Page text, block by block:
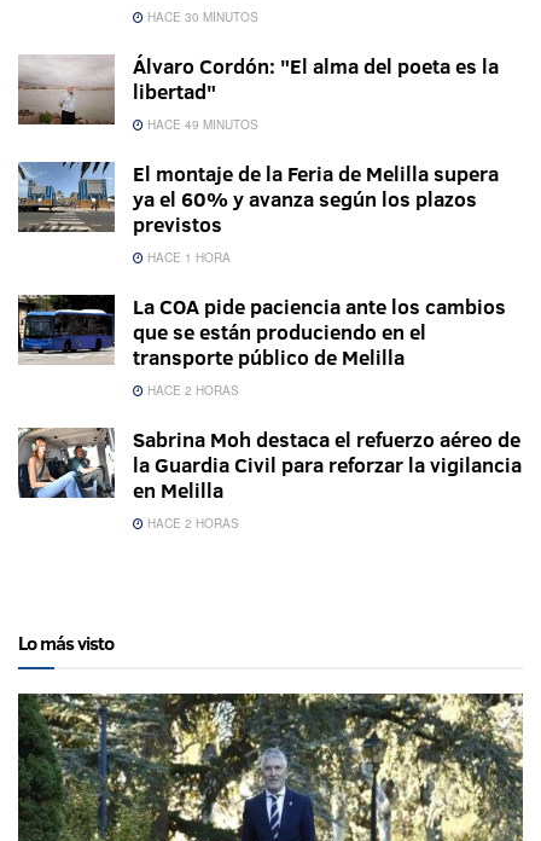
HACE 30 MINUTOS
Álvaro Cordón: "El alma del poeta es la
libertad"
HACE 49 MINUTOS
El montaje de la Feria de Melilla supera
ya el 60% y avanza según los plazos
previstos
HACE 1 HORA
La COA pide paciencia ante los cambios
que se están produciendo en el
transporte público de Melilla
HACE 2 HORAS
Sabrina Moh destaca el refuerzo aéreo de
la Guardia Civil para reforzar la vigilancia
en Melilla
HACE 2 HORAS
Lo más visto